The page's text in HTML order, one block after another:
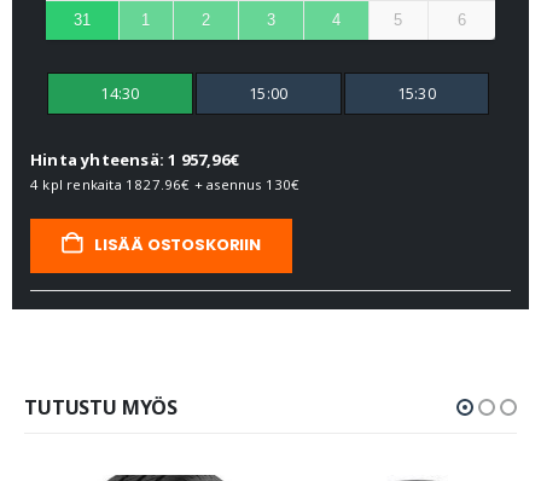
31 1 2 3 4 5 6
14:30 15:00 15:30
Hinta yhteensä: 1 957,96€
4 kpl renkaita 1827.96€ + asennus 130€
LISÄÄ OSTOSKORIIN
TUTUSTU MYÖS